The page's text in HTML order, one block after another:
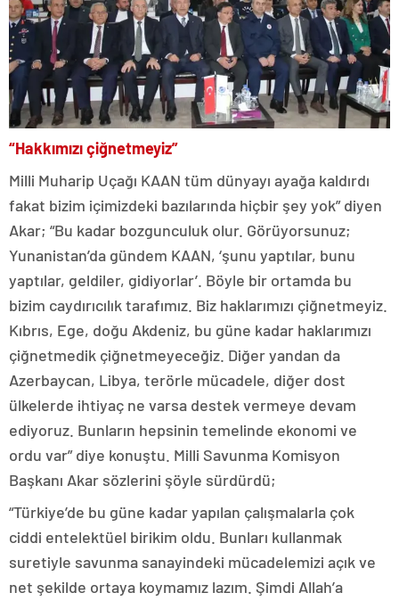
“Hakkımızı çiğnetmeyiz”
Milli Muharip Uçağı KAAN tüm dünyayı ayağa kaldırdı
fakat bizim içimizdeki bazılarında hiçbir şey yok” diyen
Akar; “Bu kadar bozgunculuk olur. Görüyorsunuz;
Yunanistan’da gündem KAAN, ‘şunu yaptılar, bunu
yaptılar, geldiler, gidiyorlar’. Böyle bir ortamda bu
bizim caydırıcılık tarafımız. Biz haklarımızı çiğnetmeyiz.
Kıbrıs, Ege, doğu Akdeniz, bu güne kadar haklarımızı
çiğnetmedik çiğnetmeyeceğiz. Diğer yandan da
Azerbaycan, Libya, terörle mücadele, diğer dost
ülkelerde ihtiyaç ne varsa destek vermeye devam
ediyoruz. Bunların hepsinin temelinde ekonomi ve
ordu var” diye konuştu. Milli Savunma Komisyon
Başkanı Akar sözlerini şöyle sürdürdü;
“Türkiye’de bu güne kadar yapılan çalışmalarla çok
ciddi entelektüel birikim oldu. Bunları kullanmak
suretiyle savunma sanayindeki mücadelemizi açık ve
net şekilde ortaya koymamız lazım. Şimdi Allah’a